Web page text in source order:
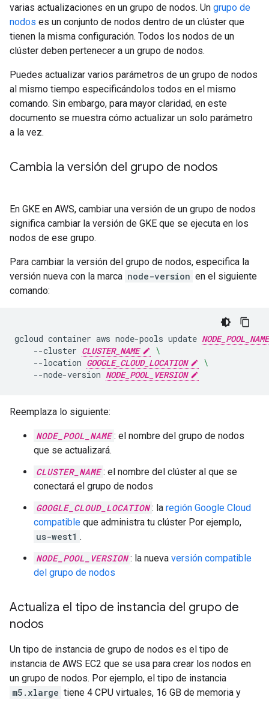
varias actualizaciones en un grupo de nodos. Un grupo de
nodos es un conjunto de nodos dentro de un clúster que
tienen la misma configuración. Todos los nodos de un
clúster deben pertenecer a un grupo de nodos.
Puedes actualizar varios parámetros de un grupo de nodos
al mismo tiempo especificándolos todos en el mismo
comando. Sin embargo, para mayor claridad, en este
documento se muestra cómo actualizar un solo parámetro
a la vez.
Cambia la versión del grupo de nodos
En GKE en AWS, cambiar una versión de un grupo de nodos
significa cambiar la versión de GKE que se ejecuta en los
nodos de ese grupo.
Para cambiar la versión del grupo de nodos, especifica la
versión nueva con la marca node-version en el siguiente
comando:
gcloud container aws node-pools update NODE_POOL_NAME
--cluster CLUSTER_NAME
\
--location GOOGLE_CLOUD_LOCATION
\
--node-version NODE_POOL_VERSION
Reemplaza lo siguiente:
NODE_POOL_NAME : el nombre del grupo de nodos
que se actualizará.
CLUSTER_NAME : el nombre del clúster al que se
conectará el grupo de nodos
GOOGLE_CLOUD_LOCATION : la región Google Cloud
compatible que administra tu clúster Por ejemplo,
us-west1 .
NODE_POOL_VERSION : la nueva versión compatible
del grupo de nodos
Actualiza el tipo de instancia del grupo de
nodos
Un tipo de instancia de grupo de nodos es el tipo de
instancia de AWS EC2 que se usa para crear los nodos en
un grupo de nodos. Por ejemplo, el tipo de instancia
m5.xlarge tiene 4 CPU virtuales, 16 GB de memoria y